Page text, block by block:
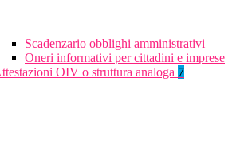
Scadenzario obblighi amministrativi
Oneri informativi per cittadini e imprese
OIV o struttura analoga 7